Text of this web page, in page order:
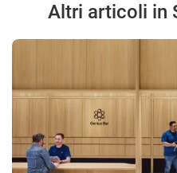
Altri articoli in